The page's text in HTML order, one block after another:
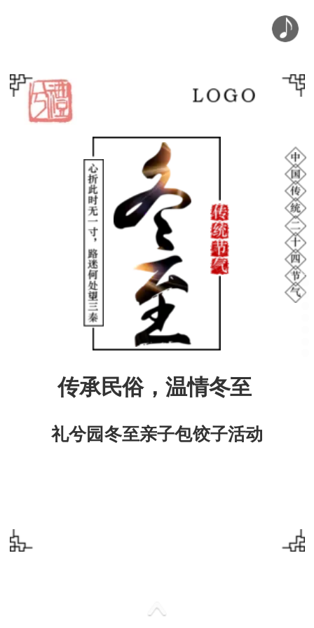
传承民俗，温情冬至
礼兮园冬至亲子包饺子活动